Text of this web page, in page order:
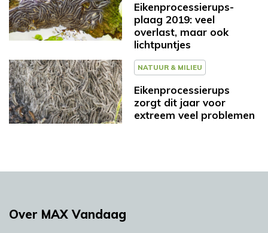
Eikenprocessierups-
plaag 2019: veel
overlast, maar ook
lichtpuntjes
NATUUR & MILIEU
Eikenprocessierups
zorgt dit jaar voor
extreem veel problemen
Over MAX Vandaag